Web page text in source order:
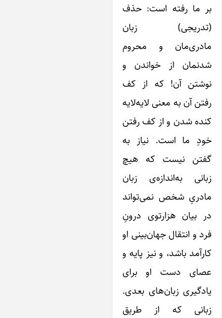
ما رفته است: حذف
زبان
و محروم
از خواندن و
آن! که از کف
آن به معنی لایه‌لایه
شدن و از کف رفتن
ما است. نیاز به
نیست که هیچ
به‌اندازه‌ی زبان
شخص نمی‌تواند
بیان هزارتوی درونِ
و انتقال جهان‌بینی او
باشد، و نیز پایه و
دست او برای
زبان‌های بعدی.
که از طریق